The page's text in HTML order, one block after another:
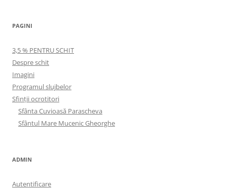
PAGINI
3,5 % PENTRU SCHIT
Despre schit
Imagini
Programul slujbelor
Sfinţii ocrotitori
Sfânta Cuvioasă Parascheva
Sfântul Mare Mucenic Gheorghe
ADMIN
Autentificare